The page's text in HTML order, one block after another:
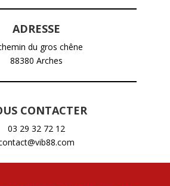
ADRESSE
du gros chêne
88380 Arches
CONTACTER
03 29 32 72 12